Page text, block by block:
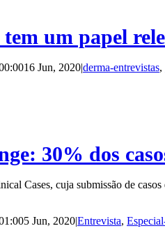
um papel
16 Jun, 2020derma-entrevistas,
30% dos
Cases, cuja submissão de
5 Jun, 2020|Entrevista,